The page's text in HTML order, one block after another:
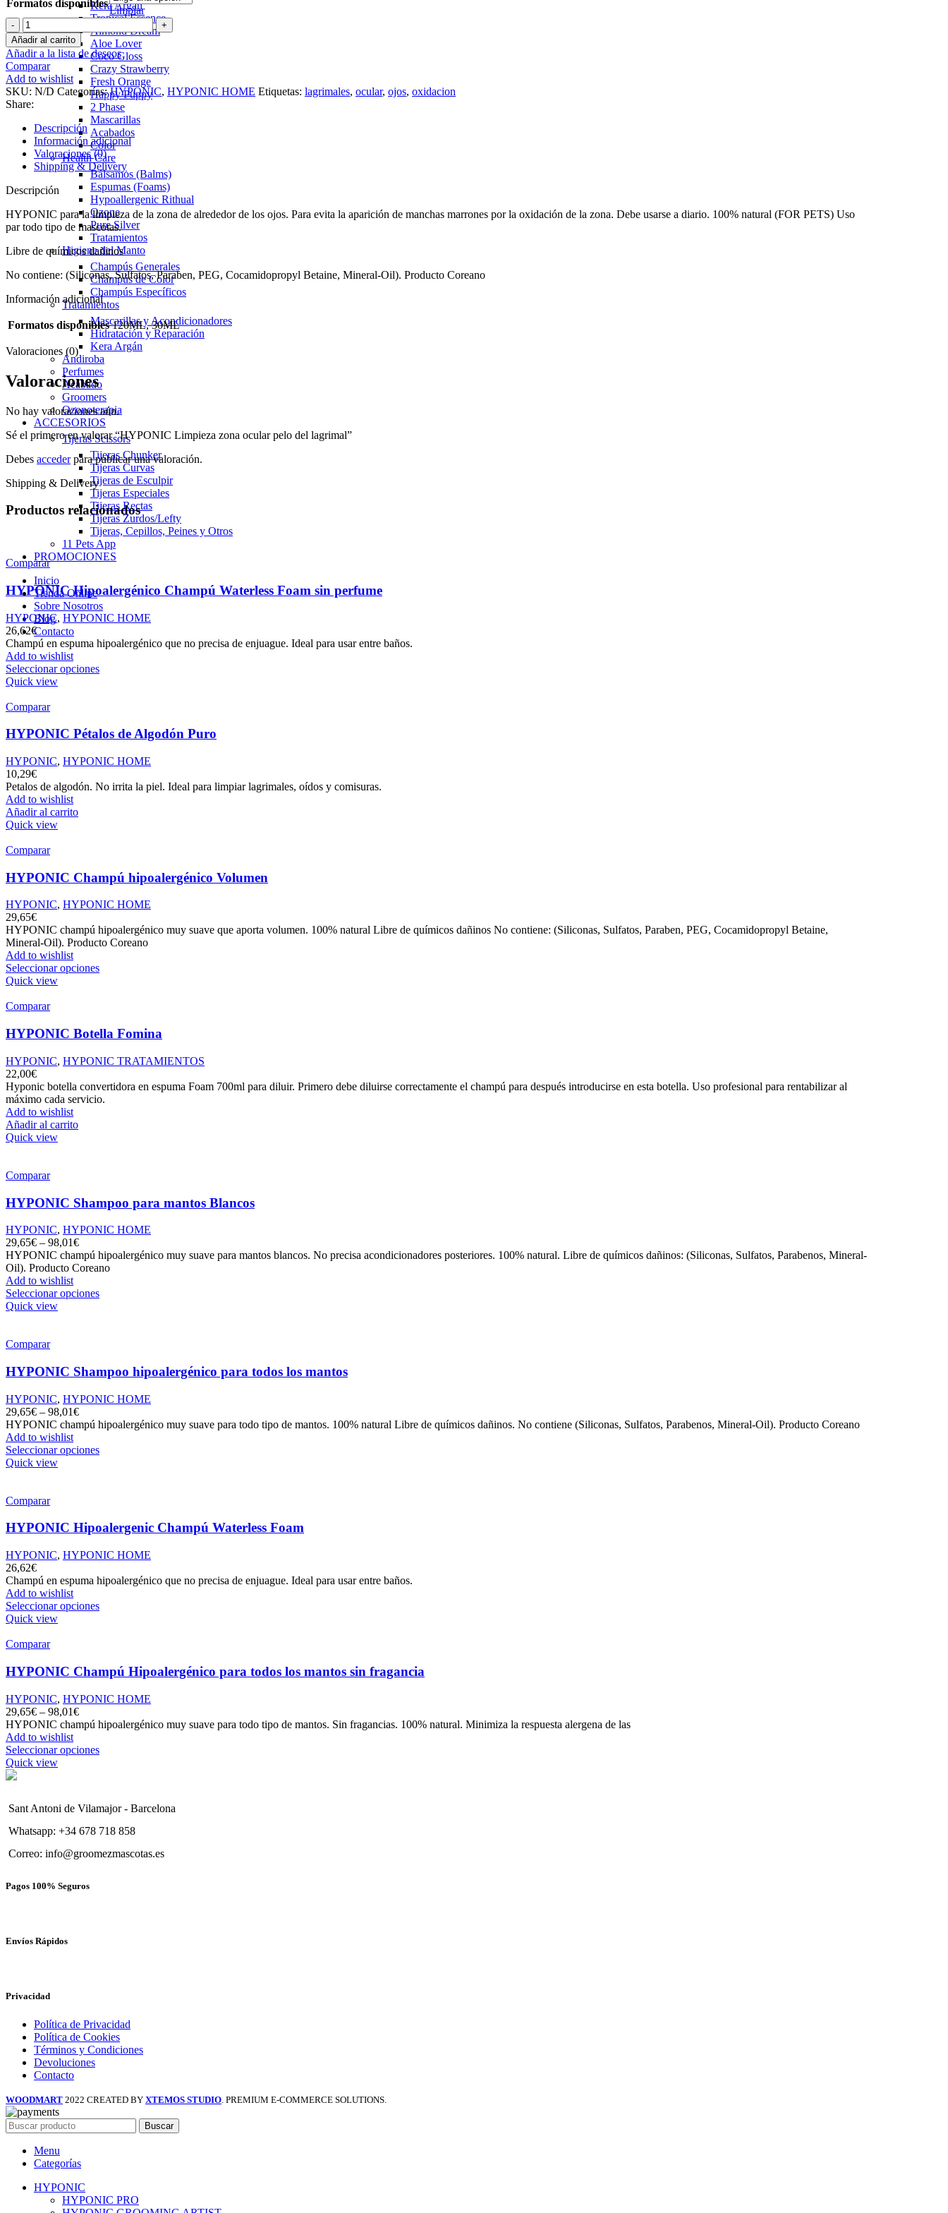
Kera Argan
Tropical Essence
Almond Dream
Aloe Lover
Coco Gloss
Crazy Strawberry
Fresh Orange
Happy Puppy
2 Phase
Mascarillas
Acabados
Color
Health Care
Bálsamos (Balms)
Espumas (Foams)
Hypoallergenic Rithual
Ozone
Pure Silver
Tratamientos
Higiene del Manto
Champús Generales
Champús de Color
Champús Específicos
Tratamientos
Mascarillas y Acondicionadores
Hidratación y Reparación
Kera Argán
Andiroba
Perfumes
Acabado
Groomers
Ozonoterapia
ACCESORIOS
Tijeras Scissors
Tijeras Chunker
Tijeras Curvas
Tijeras de Esculpir
Tijeras Especiales
Tijeras Rectas
Tijeras Zurdos/Lefty
Tijeras, Cepillos, Peines y Otros
11 Pets App
PROMOCIONES
Inicio
Tienda Online
Sobre Nosotros
Blog
Contacto
➤REGISTRO PROFESIONAL
Formatos disponibles
Limpiar
HYPONIC
Limpieza
zona
ocular
pelo
del
lagrimal
cantidad
Añadir al carrito
Añadir a la lista de deseos
Comparar
Add to wishlist
SKU: N/D Categorías: HYPONIC, HYPONIC HOME Etiquetas: lagrimales, ocular, ojos, oxidacion
Share:
Descripción
Información adicional
Valoraciones (0)
Shipping & Delivery
Descripción
HYPONIC para la limpieza de la zona de alrededor de los ojos. Para evita la aparición de manchas marrones por la oxidación de la zona. Debe usarse a diario. 100% natural (FOR PETS) Uso
par todo tipo de mascotas.
Libre de químicos dañinos
No contiene: (Siliconas, Sulfatos, Paraben, PEG, Cocamidopropyl Betaine, Mineral-Oil). Producto Coreano
Información adicional
Formatos disponibles 120ML, 30ML
Valoraciones (0)
Valoraciones
No hay valoraciones aún.
Sé el primero en valorar “HYPONIC Limpieza zona ocular pelo del lagrimal”
Debes accederpara publicar una valoración.
Shipping & Delivery
Productos relacionados
Comparar
HYPONIC Hipoalergénico Champú Waterless Foam sin perfume
HYPONIC, HYPONIC HOME
26,62€
Champú en espuma hipoalergénico que no precisa de enjuague. Ideal para usar entre baños.
Add to wishlist
Seleccionar opciones
Quick view
Comparar
HYPONIC Pétalos de Algodón Puro
HYPONIC, HYPONIC HOME
10,29€
Petalos de algodón. No irrita la piel. Ideal para limpiar lagrimales, oídos y comisuras.
Add to wishlist
Añadir al carrito
Quick view
Comparar
HYPONIC Champú hipoalergénico Volumen
HYPONIC, HYPONIC HOME
29,65€
HYPONIC champú hipoalergénico muy suave que aporta volumen. 100% natural Libre de químicos dañinos No contiene: (Siliconas, Sulfatos, Paraben, PEG, Cocamidopropyl Betaine,
Mineral-Oil). Producto Coreano
Add to wishlist
Seleccionar opciones
Quick view
Comparar
HYPONIC Botella Fomina
HYPONIC, HYPONIC TRATAMIENTOS
22,00€
Hyponic botella convertidora en espuma Foam 700ml para diluir. Primero debe diluirse correctamente el champú para después introducirse en esta botella. Uso profesional para rentabilizar al
máximo cada servicio.
Add to wishlist
Añadir al carrito
Quick view
Comparar
HYPONIC Shampoo para mantos Blancos
HYPONIC, HYPONIC HOME
29,65€ – 98,01€
HYPONIC champú hipoalergénico muy suave para mantos blancos. No precisa acondicionadores posteriores. 100% natural. Libre de químicos dañinos: (Siliconas, Sulfatos, Parabenos, Mineral-
Oil). Producto Coreano
Add to wishlist
Seleccionar opciones
Quick view
Comparar
HYPONIC Shampoo hipoalergénico para todos los mantos
HYPONIC, HYPONIC HOME
29,65€ – 98,01€
HYPONIC champú hipoalergénico muy suave para todo tipo de mantos. 100% natural Libre de químicos dañinos. No contiene (Siliconas, Sulfatos, Parabenos, Mineral-Oil). Producto Coreano
Add to wishlist
Seleccionar opciones
Quick view
Comparar
HYPONIC Hipoalergenic Champú Waterless Foam
HYPONIC, HYPONIC HOME
26,62€
Champú en espuma hipoalergénico que no precisa de enjuague. Ideal para usar entre baños.
Add to wishlist
Seleccionar opciones
Quick view
Comparar
HYPONIC Champú Hipoalergénico para todos los mantos sin fragancia
HYPONIC, HYPONIC HOME
29,65€ – 98,01€
HYPONIC champú hipoalergénico muy suave para todo tipo de mantos. Sin fragancias. 100% natural. Minimiza la respuesta alergena de las
Add to wishlist
Seleccionar opciones
Quick view
Sant Antoni de Vilamajor - Barcelona
Whatsapp: +34 678 718 858
Correo: info@groomezmascotas.es
Pagos 100% Seguros
Envíos Rápidos
Privacidad
Política de Privacidad
Política de Cookies
Términos y Condiciones
Devoluciones
Contacto
WOODMART 2022 CREATED BY XTEMOS STUDIO . PREMIUM E-COMMERCE SOLUTIONS.
Buscar
Menu
Categorías
HYPONIC
HYPONIC PRO